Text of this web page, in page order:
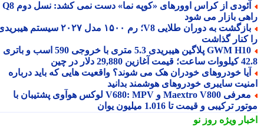
آئودی از کراس اوورهای «کوپه نما» دست نمی کشد: نسل دوم Q8
بازار می شود
بازگشت به دوران طلایی V8؛ رم ۱۵۰۰ مدل ۲۰۲۷ سیستم هیبریدی
کنار گذاشت
GWM H10 پلاگین هیبریدی 5.3 متری با خروجی 590 اسب و باتری
29,880 دلار در چین
خودروهای خودران هک می شوند؟ واقعیت هایی که باید درباره
سایبری خودروهای هوشمند بدانید
معرفی Maextro V800 و V680: MPV لوکس هوآوی پشتیبان با
ترکیبی و قیمت تا 1.016 میلیون یوان
ویژهروز نو